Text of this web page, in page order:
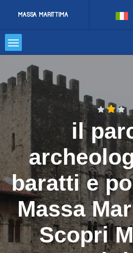
il
baratti e
Massa
Scopri